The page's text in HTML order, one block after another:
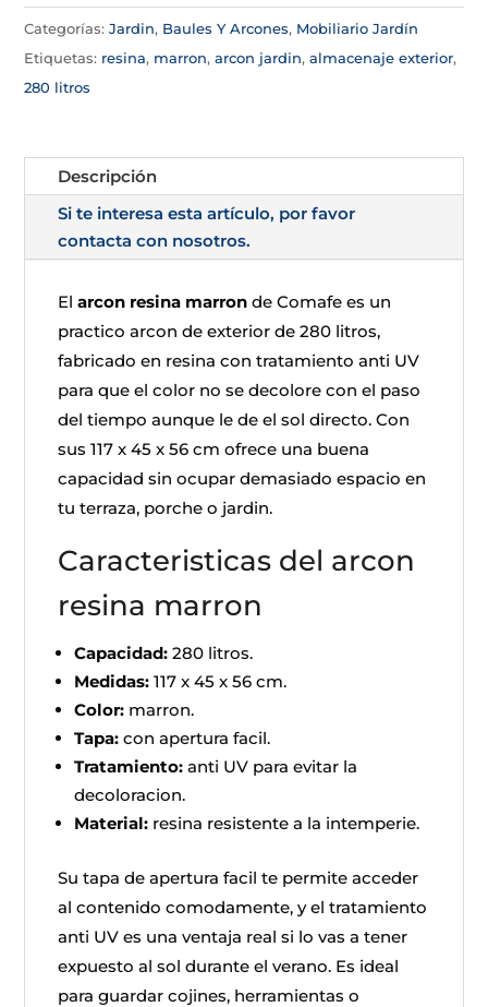
Categorías:Jardin, Baules Y Arcones, Mobiliario Jardín
Etiquetas: resina, marron,arcon jardin,almacenaje exterior,
280 litros
Descripción
Si te interesa esta artículo, por favor
contacta con nosotros.
Elarcon resina marron de Comafe es un
practico arcon de exterior de 280 litros,
fabricado en resina con tratamiento anti UV
para que el color no se decolore con el paso
del tiempo aunque le de el sol directo. Con
sus 117 x 45 x 56 cm ofrece una buena
capacidad sin ocupar demasiado espacio en
tu terraza, porche o jardin.
Caracteristicas del arcon
resina marron
Capacidad: 280 litros.
Medidas: 117 x 45 x 56 cm.
Color: marron.
Tapa: con apertura facil.
Tratamiento: anti UV para evitar la
decoloracion.
Material: resina resistente a la intemperie.
Su tapa de apertura facil te permite acceder
al contenido comodamente, y el tratamiento
anti UV es una ventaja real si lo vas a tener
expuesto al sol durante el verano. Es ideal
para guardar cojines, herramientas o